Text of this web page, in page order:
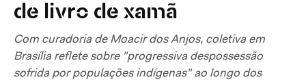
de livro de xamã
Com curadoria de Moacir dos Anjos, coletiva em
Brasília reflete sobre "progressiva despossessão
sofrida por populações indígenas" ao longo dos